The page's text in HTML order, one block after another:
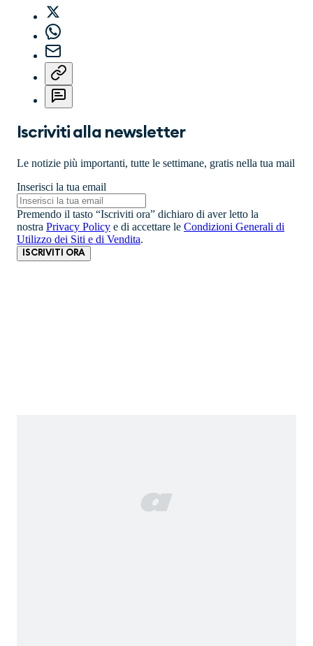
Iscriviti alla newsletter
Le notizie più importanti, tutte le settimane, gratis nella tua mail
Inserisci la tua email
Premendo il tasto “Iscriviti ora” dichiaro di aver letto la
nostra Privacy Policy e di accettare le Condizioni Generali di
Utilizzo dei Siti e di Vendita.
ISCRIVITI ORA